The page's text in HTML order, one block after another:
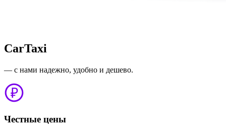
CarTaxi
— с нами надежно, удобно и дешево.
Честные цены